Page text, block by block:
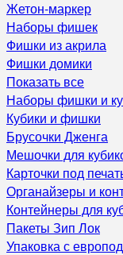
Жетон-маркер
Наборы фишек
Фишки из акрила
Фишки домики
Показать все
Наборы фишки и
Кубики и фишки
Брусочки Дженга
Мешочки для
Карточки под
Органайзеры и
Контейнеры для
Пакеты Зип Лок
Упаковка с